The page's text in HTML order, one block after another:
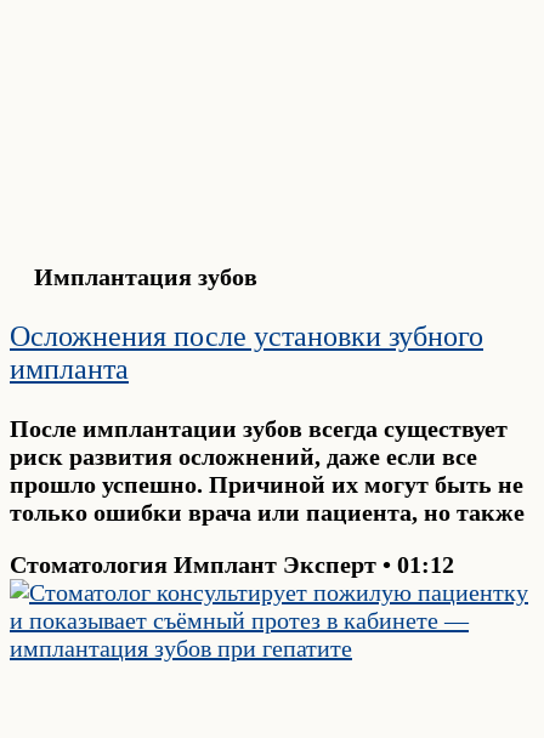
Имплантация зубов
Осложнения после установки зубного
импланта
После имплантации зубов всегда существует
риск развития осложнений, даже если все
прошло успешно. Причиной их могут быть не
только ошибки врача или пациента, но также
Стоматология Имплант Эксперт
01:12